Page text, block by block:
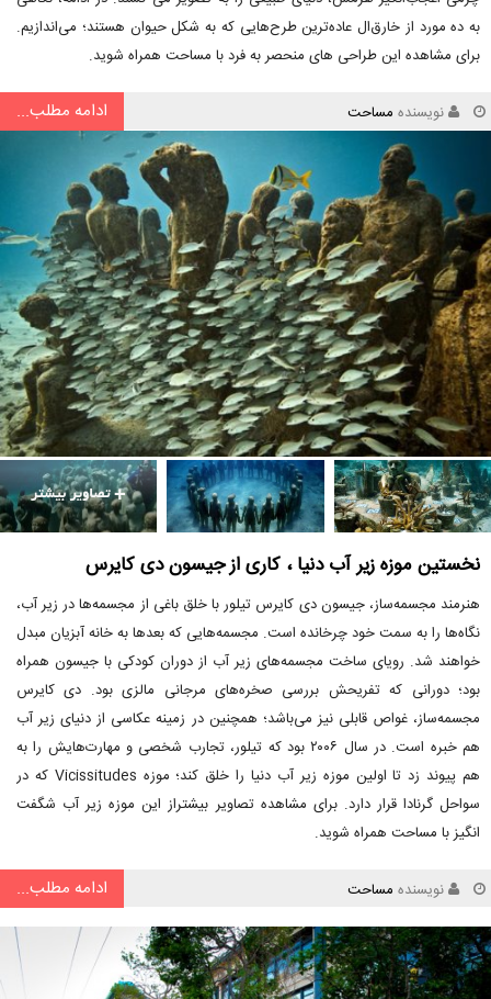
به ده مورد از خارق‌ال عاده‌ترین طرح‌هایی که به شکل حیوان هستند؛ می‌اندازیم.
برای مشاهده این طراحی های منحصر به فرد با مساحت همراه شوید.
نویسنده مساحت ادامه مطلب...
نخستین موزه زیر آب دنیا ، کاری از جیسون دی کایرس
هنرمند مجسمه‌ساز، جیسون دی کایرس تیلور با خلق باغی از مجسمه‌ها در زیر آب،
نگاه‌ها را به سمت خود چرخانده است. مجسمه‌هایی که بعدها به خانه آبزیان مبدل
خواهند شد. رویای ساخت مجسمه‌های زیر آب از دوران کودکی با جیسون همراه
بود؛ دورانی که تفریحش بررسی صخره‌های مرجانی مالزی بود. دی کایرس
مجسمه‌ساز، غواص قابلی نیز می‌باشد؛ همچنین در زمینه عکاسی از دنیای زیر آب
هم خبره است. در سال ۲۰۰۶ بود که تیلور، تجارب شخصی و مهارت‌هایش را به
هم پیوند زد تا اولین موزه زیر آب دنیا را خلق کند؛ موزه Vicissitudes که در
سواحل گرنادا قرار دارد. برای مشاهده تصاویر بیشتراز این موزه زیر آب شگفت
انگیز با مساحت همراه شوید.
نویسنده مساحت ادامه مطلب...